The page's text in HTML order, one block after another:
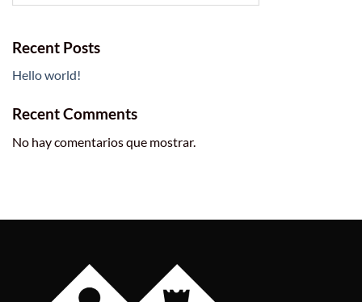
Recent Posts
Hello world!
Recent Comments
No hay comentarios que mostrar.